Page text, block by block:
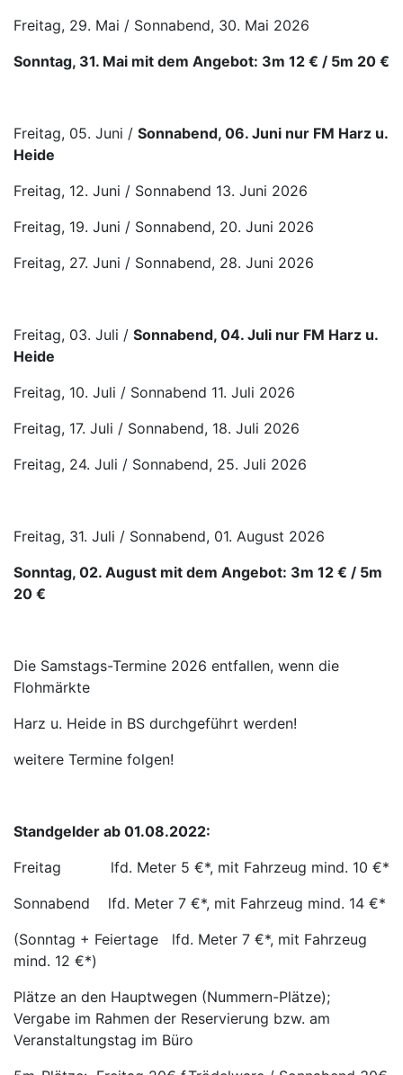
Freitag, 29. Mai / Sonnabend, 30. Mai 2026
Sonntag, 31. Mai mit dem Angebot: 3m 12 € / 5m 20 €
Freitag, 05. Juni / Sonnabend, 06. Juni nur FM Harz u.
Heide
Freitag, 12. Juni / Sonnabend 13. Juni 2026
Freitag, 19. Juni / Sonnabend, 20. Juni 2026
Freitag, 27. Juni / Sonnabend, 28. Juni 2026
Freitag, 03. Juli / Sonnabend, 04. Juli nur FM Harz u.
Heide
Freitag, 10. Juli / Sonnabend 11. Juli 2026
Freitag, 17. Juli / Sonnabend, 18. Juli 2026
Freitag, 24. Juli / Sonnabend, 25. Juli 2026
Freitag, 31. Juli / Sonnabend, 01. August 2026
Sonntag, 02. August mit dem Angebot: 3m 12 € / 5m
20 €
Die Samstags-Termine 2026 entfallen, wenn die
Flohmärkte
Harz u. Heide in BS durchgeführt werden!
weitere Termine folgen!
Standgelder ab 01.08.2022:
Freitag lfd. Meter 5 €*, mit Fahrzeug mind. 10 €*
Sonnabend lfd. Meter 7 €*, mit Fahrzeug mind. 14 €*
(Sonntag + Feiertage lfd. Meter 7 €*, mit Fahrzeug
mind. 12 €*)
Plätze an den Hauptwegen (Nummern-Plätze);
Vergabe im Rahmen der Reservierung bzw. am
Veranstaltungstag im Büro